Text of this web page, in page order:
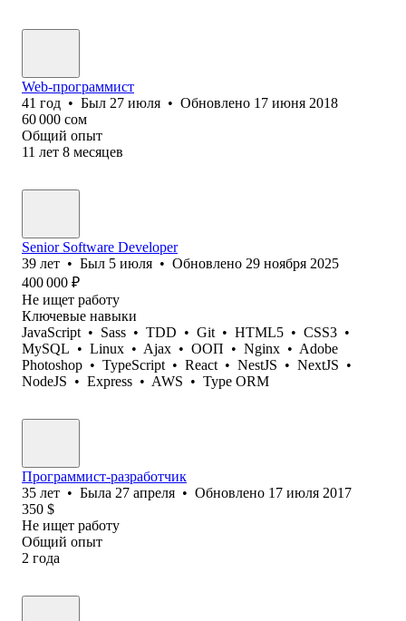
Web-программист
41 год • Был 27 июля • Обновлено 17 июня 2018
60 000 сом
Общий опыт
11 лет 8 месяцев
Senior Software Developer
39 лет • Был 5 июля • Обновлено 29 ноября 2025
400 000 ₽
Не ищет работу
Ключевые навыки
JavaScript • Sass • TDD • Git • HTML5 • CSS3 •
MySQL • Linux • Ajax • ООП • Nginx • Adobe
Photoshop • TypeScript • React • NestJS • NextJS •
NodeJS • Express • AWS • Type ORM
Программист-разработчик
35 лет • Была 27 апреля • Обновлено 17 июля 2017
350 $
Не ищет работу
Общий опыт
2 года